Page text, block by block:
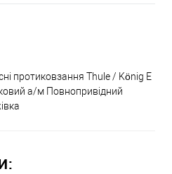
протиковзання Thule / König E
а/м Повнопривідний